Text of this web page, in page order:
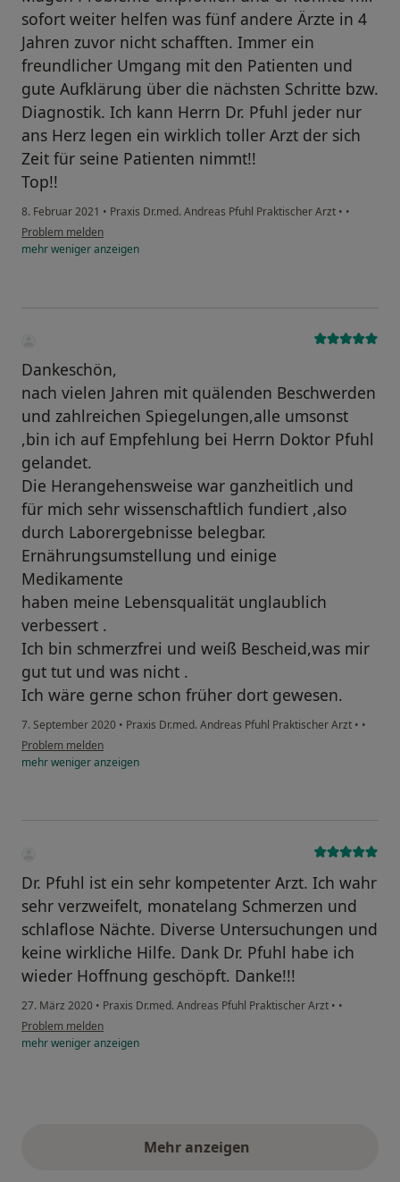
sofort weiter helfen was fünf andere Ärzte in 4
Jahren zuvor nicht schafften. Immer ein
freundlicher Umgang mit den Patienten und
gute Aufklärung über die nächsten Schritte bzw.
Diagnostik. Ich kann Herrn Dr. Pfuhl jeder nur
ans Herz legen ein wirklich toller Arzt der sich
Zeit für seine Patienten nimmt!!
Top!!
8. Februar 2021 • Praxis Dr.med. Andreas Pfuhl Praktischer Arzt • •
Problem melden
mehrwenigeranzeigen
Dankeschön,
nach vielen Jahren mit quälenden Beschwerden
und zahlreichen Spiegelungen,alle umsonst
,bin ich auf Empfehlung bei Herrn Doktor Pfuhl
gelandet.
Die Herangehensweise war ganzheitlich und
für mich sehr wissenschaftlich fundiert ,also
durch Laborergebnisse belegbar.
Ernährungsumstellung und einige
Medikamente
haben meine Lebensqualität unglaublich
verbessert .
Ich bin schmerzfrei und weiß Bescheid,was mir
gut tut und was nicht .
Ich wäre gerne schon früher dort gewesen.
7. September 2020 • Praxis Dr.med. Andreas Pfuhl Praktischer Arzt • •
Problem melden
mehrwenigeranzeigen
Dr. Pfuhl ist ein sehr kompetenter Arzt. Ich wahr
sehr verzweifelt, monatelang Schmerzen und
schlaflose Nächte. Diverse Untersuchungen und
keine wirkliche Hilfe. Dank Dr. Pfuhl habe ich
wieder Hoffnung geschöpft. Danke!!!
27. März 2020 • Praxis Dr.med. Andreas Pfuhl Praktischer Arzt • •
Problem melden
mehrwenigeranzeigen
Mehr anzeigenobige Stellungnahmen